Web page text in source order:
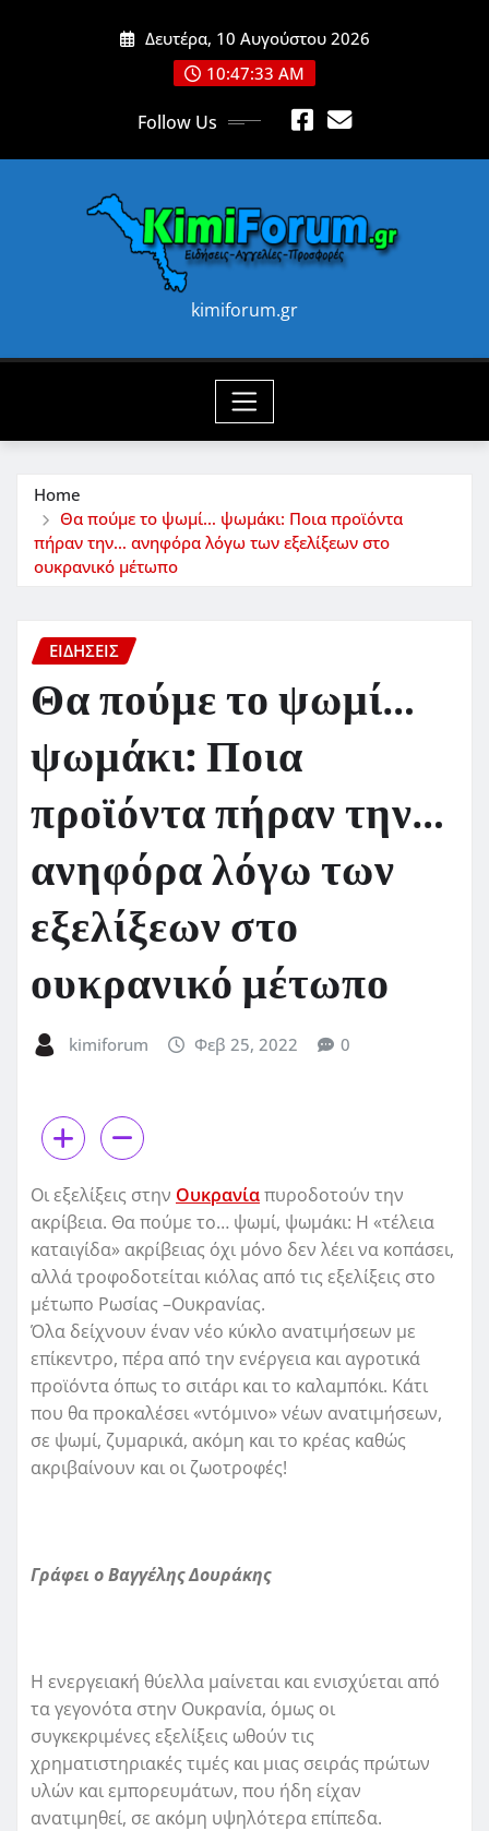
Δευτέρα, 10 Αυγούστου 2026
10:47:35 AM
Follow Us
kimiforum.gr
Home
Θα πούμε το ψωμί… ψωμάκι: Ποια προϊόντα
πήραν την… ανηφόρα λόγω των εξελίξεων στο
ουκρανικό μέτωπο
ΕΙΔΗΣΕΙΣ
Θα πούμε το ψωμί…
ψωμάκι: Ποια
προϊόντα πήραν την…
ανηφόρα λόγω των
εξελίξεων στο
ουκρανικό μέτωπο
kimiforum Φεβ 25, 2022 0
Οι εξελίξεις στην Ουκρανίαπυροδοτούν την
ακρίβεια. Θα πούμε το… ψωμί, ψωμάκι: Η «τέλεια
καταιγίδα» ακρίβειας όχι μόνο δεν λέει να κοπάσει,
αλλά τροφοδοτείται κιόλας από τις εξελίξεις στο
μέτωπο Ρωσίας –Ουκρανίας.
Όλα δείχνουν έναν νέο κύκλο ανατιμήσεων με
επίκεντρο, πέρα από την ενέργεια και αγροτικά
προϊόντα όπως το σιτάρι και το καλαμπόκι. Κάτι
που θα προκαλέσει «ντόμινο» νέων ανατιμήσεων,
σε ψωμί, ζυμαρικά, ακόμη και το κρέας καθώς
ακριβαίνουν και οι ζωοτροφές!
Γράφει ο Βαγγέλης Δουράκης
Η ενεργειακή θύελλα μαίνεται και ενισχύεται από
τα γεγονότα στην Ουκρανία, όμως οι
συγκεκριμένες εξελίξεις ωθούν τις
χρηματιστηριακές τιμές και μιας σειράς πρώτων
υλών και εμπορευμάτων, που ήδη είχαν
ανατιμηθεί, σε ακόμη υψηλότερα επίπεδα.